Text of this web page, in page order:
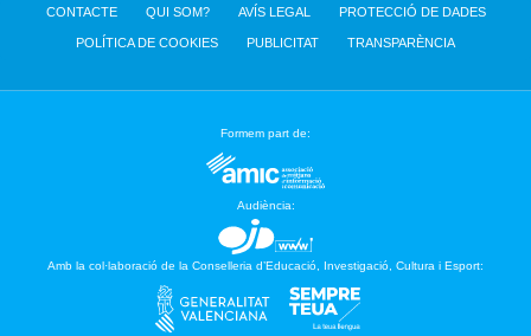
CONTACTE QUI SOM? AVÍS LEGAL PROTECCIÓ DE DADES
POLÍTICA DE COOKIES PUBLICITAT TRANSPARÈNCIA
Formem part de:
Audiència:
Amb la col·laboració de la Conselleria d’Educació, Investigació, Cultura i Esport: